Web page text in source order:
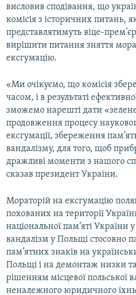
висловив сподівання, що
комісія з історичних питань,
представлятимуть віце-
вирішити питання зняття
ексгумацію.
«Ми очікуємо, що комісія
часом, і в результаті
зможемо нарешті дати «зелене
продовження процесу
ексгумації, збереження
вандалізму, для того, щоб
дражливі моменти з нашого
сказав президент України.
Мораторій на ексгумацію
похованих на території
національної пам’яті України
вандалізм у Польщі стосовно
пам’ятних знаків на
Польщі і на демонтаж низки
рішенням місцевої польської
неналежного юридичного